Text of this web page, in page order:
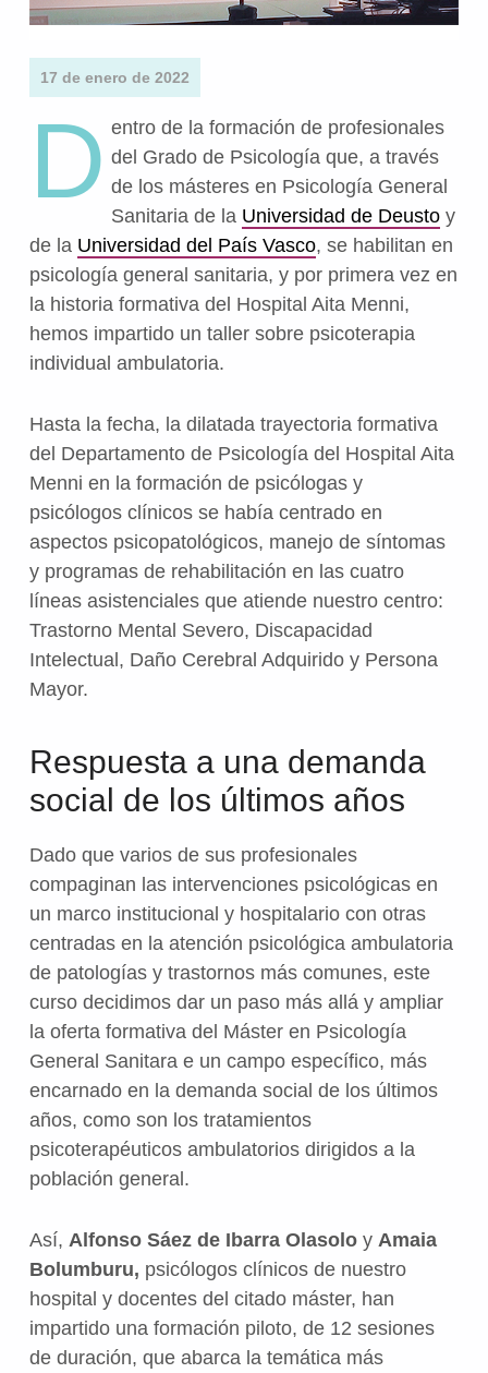
17 de enero de 2022
D entro de la formación de profesionales
del Grado de Psicología que, a través
de los másteres en Psicología General
Sanitaria de la Universidad de Deustoy
de la Universidad del País Vasco, se habilitan en
psicología general sanitaria, y por primera vez en
la historia formativa del Hospital Aita Menni,
hemos impartido un taller sobre psicoterapia
individual ambulatoria.
Hasta la fecha, la dilatada trayectoria formativa
del Departamento de Psicología del Hospital Aita
Menni en la formación de psicólogas y
psicólogos clínicos se había centrado en
aspectos psicopatológicos, manejo de síntomas
y programas de rehabilitación en las cuatro
líneas asistenciales que atiende nuestro centro:
Trastorno Mental Severo, Discapacidad
Intelectual, Daño Cerebral Adquirido y Persona
Mayor.
Respuesta a una demanda
social de los últimos años
Dado que varios de sus profesionales
compaginan las intervenciones psicológicas en
un marco institucional y hospitalario con otras
centradas en la atención psicológica ambulatoria
de patologías y trastornos más comunes, este
curso decidimos dar un paso más allá y ampliar
la oferta formativa del Máster en Psicología
General Sanitara e un campo específico, más
encarnado en la demanda social de los últimos
años, como son los tratamientos
psicoterapéuticos ambulatorios dirigidos a la
población general.
Así, Alfonso Sáez de Ibarra Olasoloy Amaia
Bolumburu, psicólogos clínicos de nuestro
hospital y docentes del citado máster, han
impartido una formación piloto, de 12 sesiones
de duración, que abarca la temática más